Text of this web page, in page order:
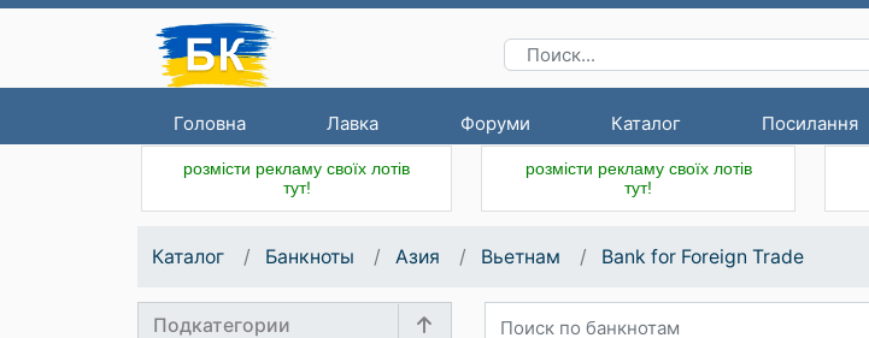
Головна Лавка Форуми Каталог Посилання
розмісти рекламу своїх лотів
тут!
розмісти рекламу своїх лотів
тут!
Каталог Банкноты Азия Вьетнам Bank for Foreign Trade
Подкатегории